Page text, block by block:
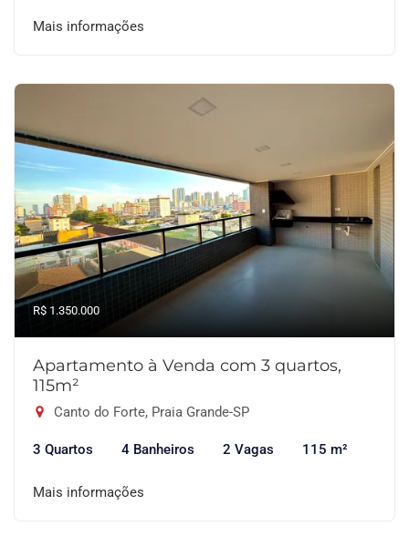
Mais informações
R$ 1.350.000
Apartamento à Venda com 3 quartos,
115m²
Canto do Forte, Praia Grande-SP
3 Quartos 4 Banheiros 2 Vagas 115 m²
Mais informações